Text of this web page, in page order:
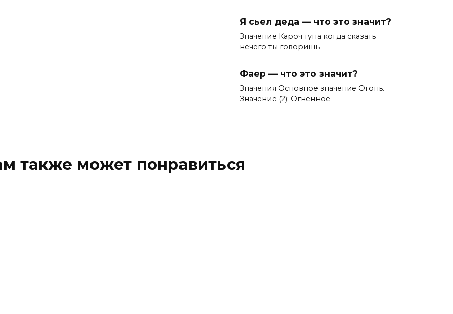
Я сьел деда — что это значит?
Значение Кароч тупа когда сказать
нечего ты говоришь
Фаер — что это значит?
Значения Основное значение Огонь.
Значение (2): Огненное
также может понравиться